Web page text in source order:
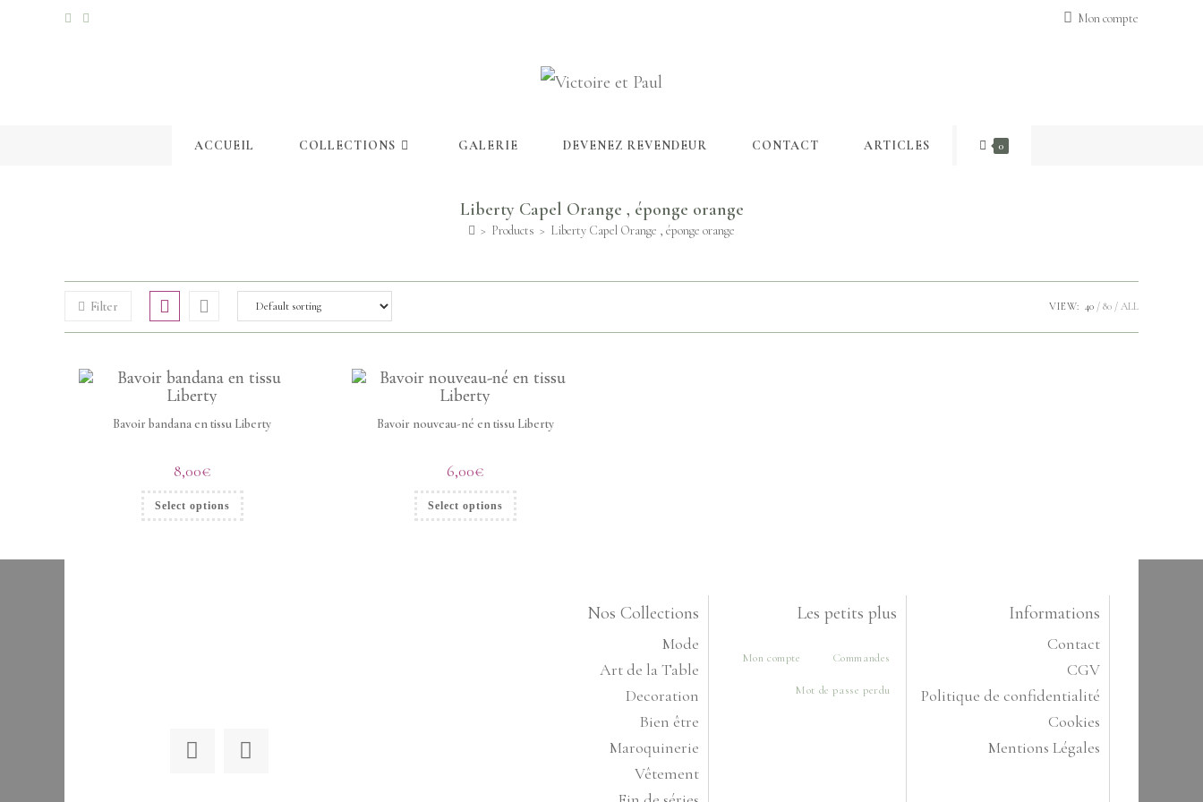
Mon compte
ACCUEIL COLLECTIONS GALERIE DEVENEZ REVENDEUR CONTACT ARTICLES 0
Liberty Capel Orange , éponge orange
> Products > Liberty Capel Orange , éponge orange
Filter VIEW: 40 80 ALL
Bavoir bandana en tissu Liberty
8,00€
Select options
Bavoir nouveau-né en tissu Liberty
6,00€
Select options
Nos Collections
Mode
Art de la Table
Decoration
Bien être
Maroquinerie
Vêtement
Les petits plus
Mon compte Commandes
Mot de passe perdu
Informations
Contact
CGV
Politique de confidentialité
Cookies
Mentions Légales